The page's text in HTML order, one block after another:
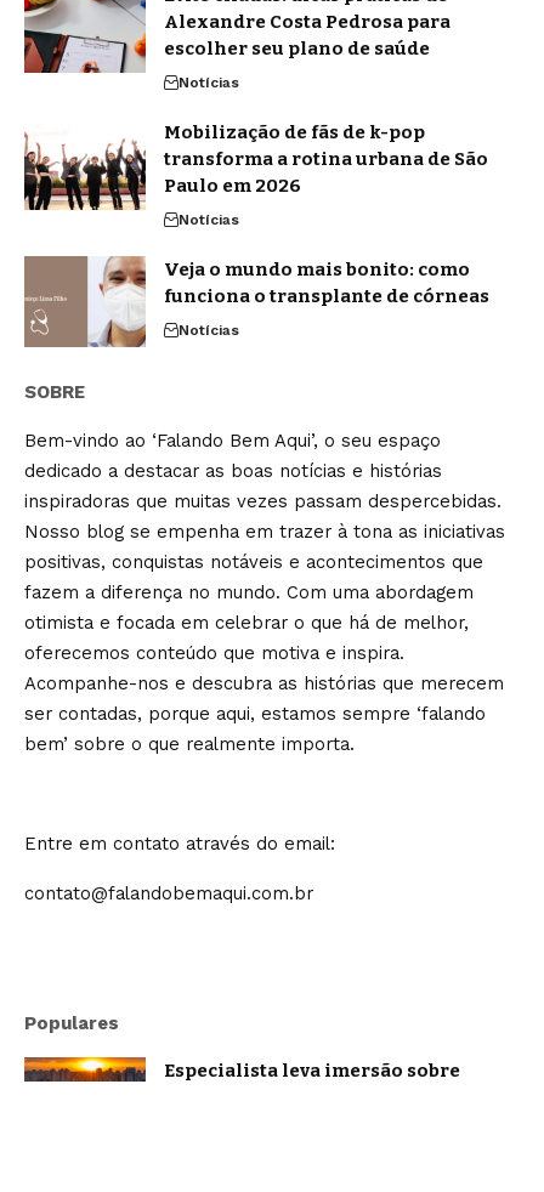
Alexandre Costa Pedrosa para
escolher seu plano de saúde
Notícias
Mobilização de fãs de k-pop
transforma a rotina urbana de São
Paulo em 2026
Notícias
Veja o mundo mais bonito: como
funciona o transplante de córneas
Notícias
SOBRE
Bem-vindo ao ‘Falando Bem Aqui’, o seu espaço
dedicado a destacar as boas notícias e histórias
inspiradoras que muitas vezes passam despercebidas.
Nosso blog se empenha em trazer à tona as iniciativas
positivas, conquistas notáveis e acontecimentos que
fazem a diferença no mundo. Com uma abordagem
otimista e focada em celebrar o que há de melhor,
oferecemos conteúdo que motiva e inspira.
Acompanhe-nos e descubra as histórias que merecem
ser contadas, porque aqui, estamos sempre ‘falando
bem’ sobre o que realmente importa.
Entre em contato através do email:
contato@falandobemaqui.com.br
Populares
Especialista leva imersão sobre